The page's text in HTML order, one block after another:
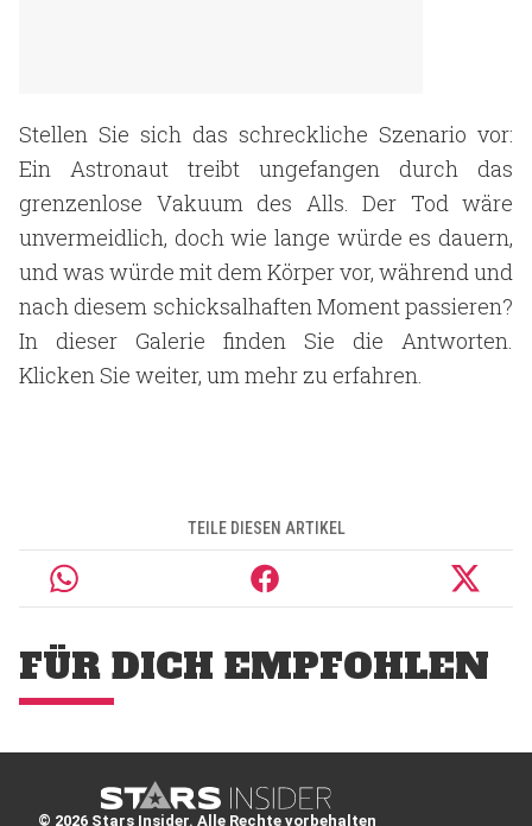
Stellen Sie sich das schreckliche Szenario vor:
Ein Astronaut treibt ungefangen durch das
grenzenlose Vakuum des Alls. Der Tod wäre
unvermeidlich, doch wie lange würde es dauern,
und was würde mit dem Körper vor, während und
nach diesem schicksalhaften Moment passieren?
In dieser Galerie finden Sie die Antworten.
Klicken Sie weiter, um mehr zu erfahren.
TEILE DIESEN ARTIKEL
FÜR DICH EMPFOHLEN
© 2026 Stars Insider. Alle Rechte vorbehalten